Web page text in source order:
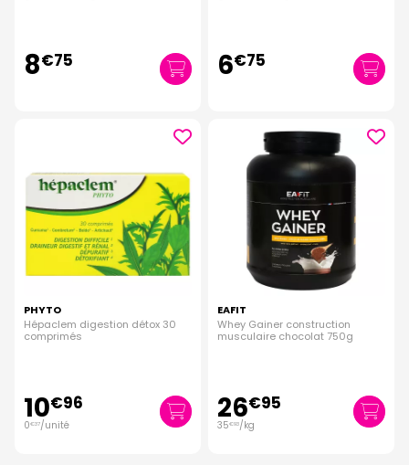
8€75 6€75
PHYTO
Hépaclem digestion détox 30
comprimés
10€96
0€37/unité
EAFIT
Whey Gainer construction
musculaire chocolat 750g
26€95
35€93/kg